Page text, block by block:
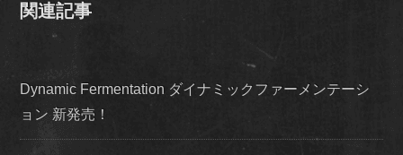
関連記事
Dynamic Fermentation ダイナミックファーメンテーシ
ョン 新発売！